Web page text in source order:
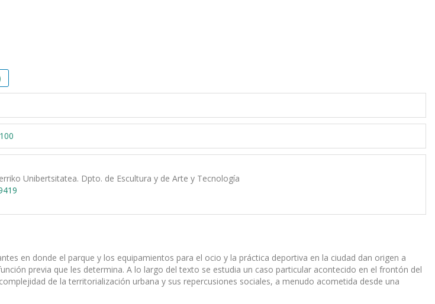
Unibertsitatea. Dpto. de Escultura y de Arte y Tecnología
en donde el parque y los equipamientos para el ocio y la práctica deportiva en la ciudad dan origen a
previa que les determina. A lo largo del texto se estudia un caso particular acontecido en el frontón del
de la territorialización urbana y sus repercusiones sociales, a menudo acometida desde una